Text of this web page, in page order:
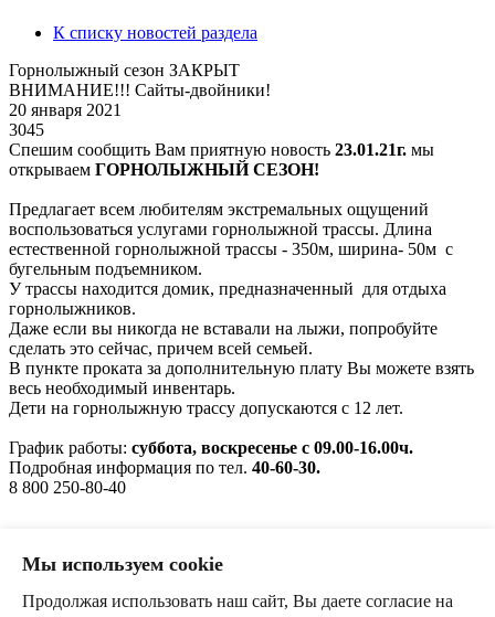
К списку новостей раздела
Горнолыжный сезон ЗАКРЫТ
ВНИМАНИЕ!!! Сайты-двойники!
20 января 2021
3045
Спешим сообщить Вам приятную новость 23.01.21г. мы
открываем ГОРНОЛЫЖНЫЙ СЕЗОН!
Предлагает всем любителям экстремальных ощущений
воспользоваться услугами горнолыжной трассы. Длина
естественной горнолыжной трассы - 350м, ширина- 50м с
бугельным подъемником.
У трассы находится домик, предназначенный для отдыха
горнолыжников.
Даже если вы никогда не вставали на лыжи, попробуйте
сделать это сейчас, причем всей семьей.
В пункте проката за дополнительную плату Вы можете взять
весь необходимый инвентарь.
Дети на горнолыжную трассу допускаются с 12 лет.
График работы: суббота, воскресенье с 09.00-16.00ч.
Подробная информация по тел. 40-60-30.
8 800 250-80-40
Реквизиты
Выписка из единого реестра объектов классификации в сфере
Мы используем cookie
Продолжая использовать наш сайт, Вы даете согласие на